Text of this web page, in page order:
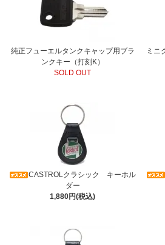
純正フューエルタンクキャップ用ブラ
ンクキー（打刻K）
SOLD OUT
ミニ
CASTROLクラシック キーホル
ダー
1,880円(税込)